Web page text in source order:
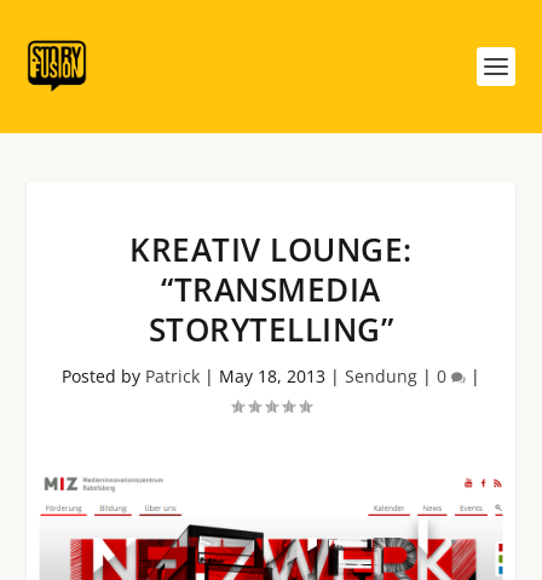
KREATIV LOUNGE:
“TRANSMEDIA
STORYTELLING”
Posted by Patrick | May 18, 2013 | Sendung | 0 |